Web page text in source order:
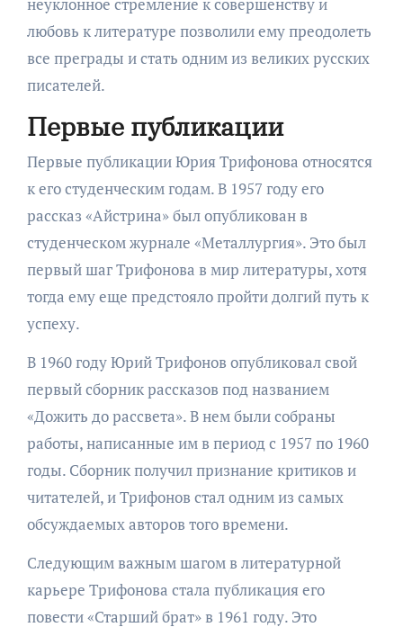
любовь к литературе позволили ему преодолеть
все преграды и стать одним из великих русских
писателей.
Первые публикации
Первые публикации Юрия Трифонова относятся
к его студенческим годам. В 1957 году его
рассказ «Айстрина» был опубликован в
студенческом журнале «Металлургия». Это был
первый шаг Трифонова в мир литературы, хотя
тогда ему еще предстояло пройти долгий путь к
успеху.
В 1960 году Юрий Трифонов опубликовал свой
первый сборник рассказов под названием
«Дожить до рассвета». В нем были собраны
работы, написанные им в период с 1957 по 1960
годы. Сборник получил признание критиков и
читателей, и Трифонов стал одним из самых
обсуждаемых авторов того времени.
Следующим важным шагом в литературной
карьере Трифонова стала публикация его
повести «Старший брат» в 1961 году. Это